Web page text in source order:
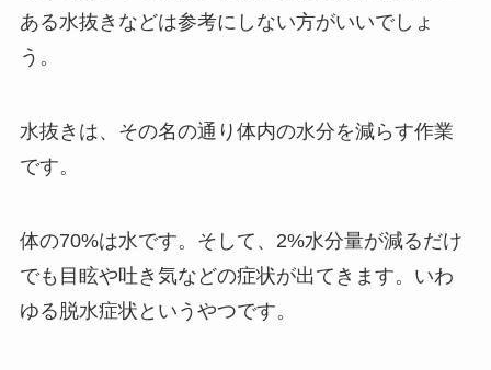
ある水抜きなどは参考にしない方がいいでしょ
う。
水抜きは、その名の通り体内の水分を減らす作業
です。
体の70%は水です。そして、2%水分量が減るだけ
でも目眩や吐き気などの症状が出てきます。いわ
ゆる脱水症状というやつです。